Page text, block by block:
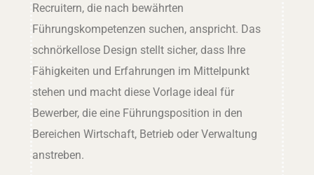
Recruitern, die nach bewährten
Führungskompetenzen suchen, anspricht. Das
schnörkellose Design stellt sicher, dass Ihre
Fähigkeiten und Erfahrungen im Mittelpunkt
stehen und macht diese Vorlage ideal für
Bewerber, die eine Führungsposition in den
Bereichen Wirtschaft, Betrieb oder Verwaltung
anstreben.